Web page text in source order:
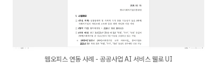
웹오피스 연동 사례 - 공공사업 AI 서비스 웰로 UI